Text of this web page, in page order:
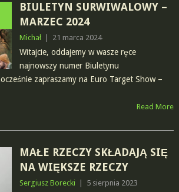
BIULETYN SURWIWALOWY –
MARZEC 2024
Michał 21 marca 2024
Witajcie, oddajemy w wasze ręce
najnowszy numer Biuletynu
zapraszamy na Euro Target Show –
Read More
MAŁE RZECZY SKŁADAJĄ SIĘ
NA WIĘKSZE RZECZY
Sergiusz Borecki 5 sierpnia 2023